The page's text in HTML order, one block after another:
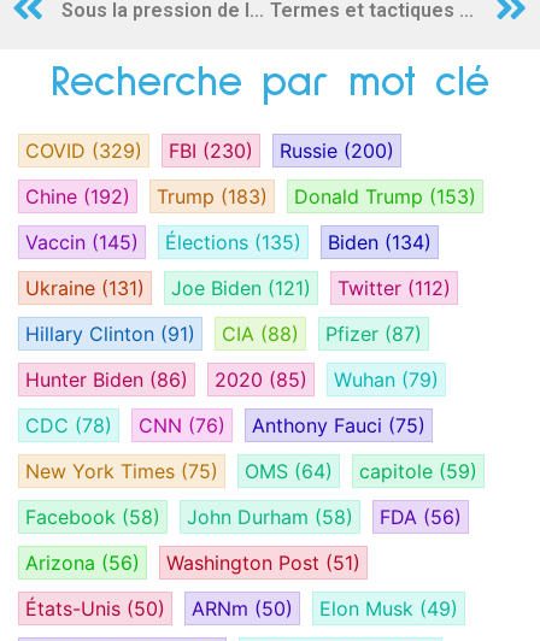
Sous la pression de la Maison Blanche, Facebook a censuré des informations exactes sur le vaccin Covid Termes et tactiques de la guerre de 5e génération
Recherche par mot clé
COVID (329) FBI (230) Russie (200)
Chine (192) Trump (183) Donald Trump (153)
Vaccin (145) Élections (135) Biden (134)
Ukraine (131) Joe Biden (121) Twitter (112)
Hillary Clinton (91) CIA (88) Pfizer (87)
Hunter Biden (86) 2020 (85) Wuhan (79)
CDC (78) CNN (76) Anthony Fauci (75)
New York Times (75) OMS (64) capitole (59)
Facebook (58) John Durham (58) FDA (56)
Arizona (56) Washington Post (51)
États-Unis (50) ARNm (50) Elon Musk (49)